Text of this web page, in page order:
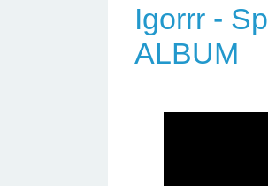
Igorrr -
ALBUM